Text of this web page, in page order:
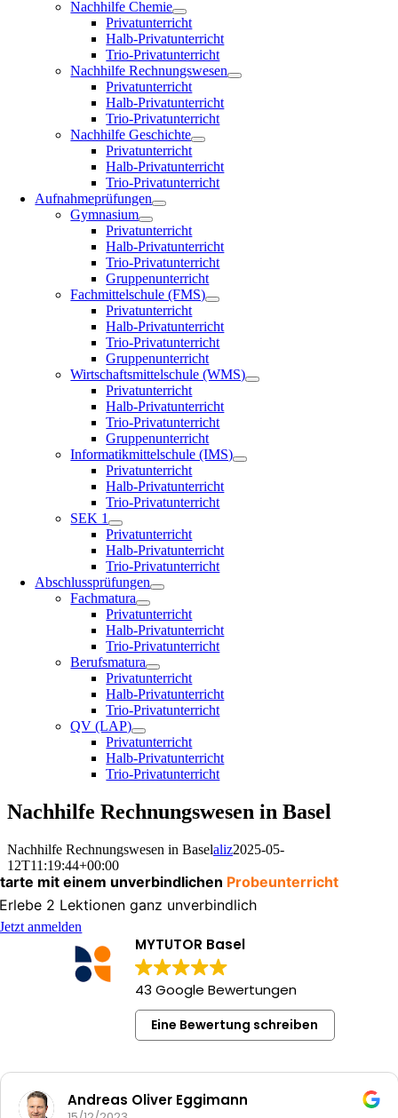
Nachhilfe Chemie
Privatunterricht
Halb-Privatunterricht
Trio-Privatunterricht
Nachhilfe Rechnungswesen
Privatunterricht
Halb-Privatunterricht
Trio-Privatunterricht
Nachhilfe Geschichte
Privatunterricht
Halb-Privatunterricht
Trio-Privatunterricht
Aufnahmeprüfungen
Gymnasium
Privatunterricht
Halb-Privatunterricht
Trio-Privatunterricht
Gruppenunterricht
Fachmittelschule (FMS)
Privatunterricht
Halb-Privatunterricht
Trio-Privatunterricht
Gruppenunterricht
Wirtschaftsmittelschule (WMS)
Privatunterricht
Halb-Privatunterricht
Trio-Privatunterricht
Gruppenunterricht
Informatikmittelschule (IMS)
Privatunterricht
Halb-Privatunterricht
Trio-Privatunterricht
SEK 1
Privatunterricht
Halb-Privatunterricht
Trio-Privatunterricht
Abschlussprüfungen
Fachmatura
Privatunterricht
Halb-Privatunterricht
Trio-Privatunterricht
Berufsmatura
Privatunterricht
Halb-Privatunterricht
Trio-Privatunterricht
QV (LAP)
Privatunterricht
Halb-Privatunterricht
Trio-Privatunterricht
Nachhilfe Rechnungswesen in Basel
Nachhilfe Rechnungswesen in Baselaliz2025-05-
12T11:19:44+00:00
mit einem unverbindlichen Probeunterricht
Erlebe 2 Lektionen ganz unverbindlich
Jetzt anmelden
MYTUTOR Basel
43 Google Bewertungen
Eine Bewertung schreiben
Andreas Oliver Eggimann